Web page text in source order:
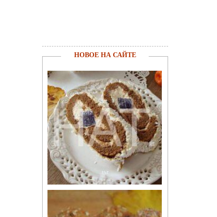
НОВОЕ НА САЙТЕ